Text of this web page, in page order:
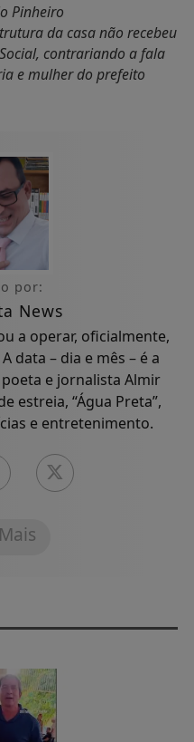
Pinheiro
da casa não recebeu
contrariando a fala
e mulher do prefeito
por:
News
a operar, oficialmente,
data – dia e mês – é a
e jornalista Almir
estreia, “Água Preta”,
e entretenimento.